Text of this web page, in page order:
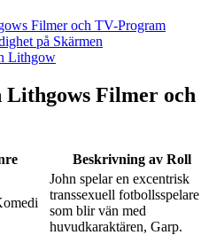
Filmer och TV-Program
på Skärmen
Lithgow
Filmer och
Beskrivning av Roll
John spelar en excentrisk
transsexuell fotbollsspelare
som blir vän med
huvudkaraktären, Garp.